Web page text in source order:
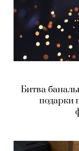
Битва
подарки